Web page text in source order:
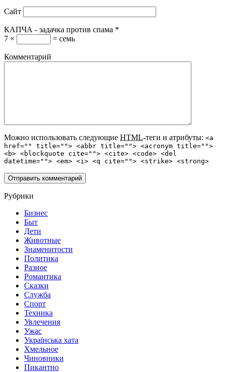
Сайт
КАПЧА - задачка против спама *
7 ×
= семь
Комментарий
Можно использовать следующие HTML-теги и атрибуты: <a
href="" title=""> <abbr title=""> <acronym title="">
<b> <blockquote cite=""> <cite> <code> <del
datetime=""> <em> <i> <q cite=""> <strike> <strong>
Рубрики
Бизнес
Быт
Дети
Животные
Знаменитости
Политика
Разное
Романтика
Сказки
Служба
Спорт
Техника
Увлечения
Ужас
Українська хата
Хмельное
Чиновники
Пикантно